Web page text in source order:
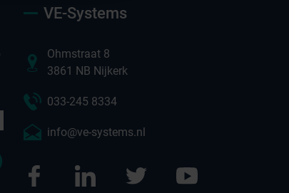
VE-Systems
Ohmstraat 8
3861 NB Nijkerk
033-245 8334
info@ve-systems.nl